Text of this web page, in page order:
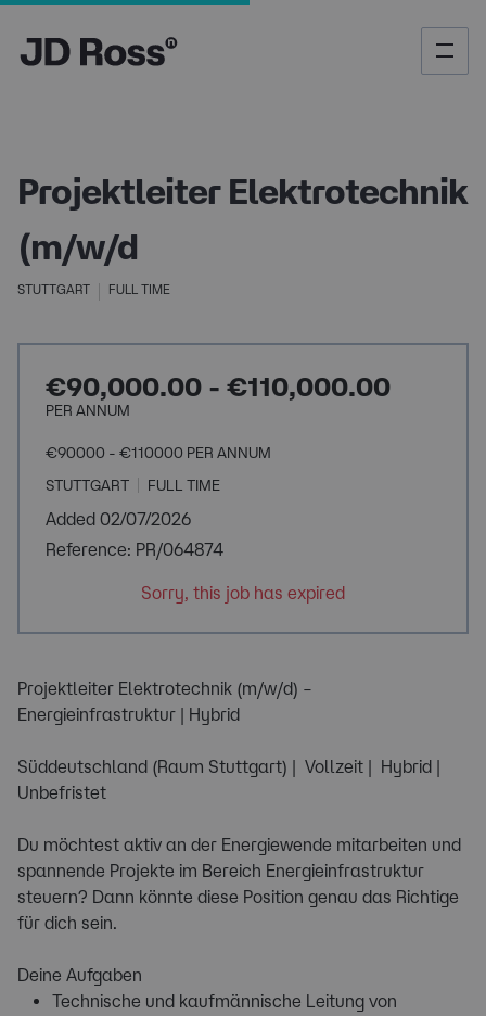
Projektleiter Elektrotechnik (m/w/d) –
Energieinfrastruktur | Hybrid
Süddeutschland (Raum Stuttgart) | Vollzeit | Hybrid |
Unbefristet
Du möchtest aktiv an der Energiewende mitarbeiten und
spannende Projekte im Bereich Energieinfrastruktur
steuern? Dann könnte diese Position genau das Richtige
für dich sein.
Deine Aufgaben
Technische und kaufmännische Leitung von
€90,000.00 - €110,000.00
PER ANNUM
€90000 - €110000 PER ANNUM
STUTTGART
FULL TIME
Added 02/07/2026
Reference: PR/064874
Sorry, this job has expired
Projektleiter Elektrotechnik
(m/w/d
STUTTGART FULL TIME